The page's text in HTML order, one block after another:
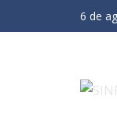
6 de